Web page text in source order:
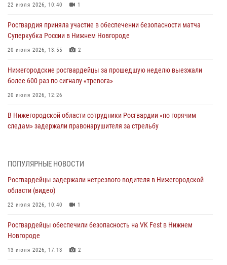
22 июля 2026, 10:40 1
Росгвардия приняла участие в обеспечении безопасности матча
Суперкубка России в Нижнем Новгороде
20 июля 2026, 13:55 2
Нижегородские росгвардейцы за прошедшую неделю выезжали
более 600 раз по сигналу «тревога»
20 июля 2026, 12:26
В Нижегородской области сотрудники Росгвардии «по горячим
следам» задержали правонарушителя за стрельбу
В Нижегородской области продолжаются мероприятия в рамках
16 июля 2026, 05:00
Росгвардейцы обеспечили безопасность на VK Fest в Нижнем
13 июля 2026, 17:13
Нижегородские росгвардейцы за прошедшую неделю выезжали
ПОПУЛЯРНЫЕ НОВОСТИ
Росгвардейцы задержали нетрезвого водителя в Нижегородской
области (видео)
22 июля 2026, 10:40 1
Росгвардейцы обеспечили безопасность на VK Fest в Нижнем
Новгороде
13 июля 2026, 17:13 2